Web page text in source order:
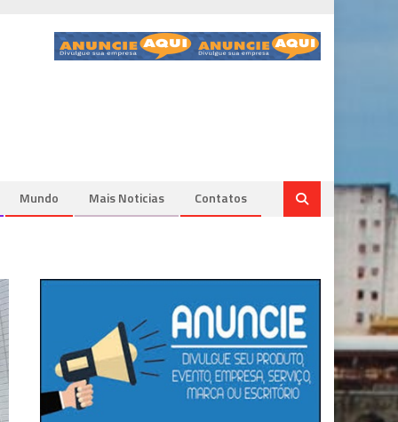
Mundo Mais Noticias Contatos